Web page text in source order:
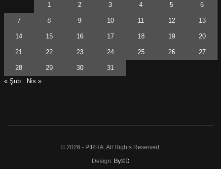
1 2 3 4 5 6
7 8 9 10 11 12 13
14 15 16 17 18 19 20
21 22 23 24 25 26 27
28 29 30
31
« Şub
Nis »
© 2026 - PİRHA. All Rights Reserved.
Design: By©D